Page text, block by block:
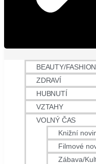
BEAUTY/FASHION
ZDRAVÍ
HUBNUTÍ
VZTAHY
VOLNÝ ČAS
Knižní
Filmové
Zábava/